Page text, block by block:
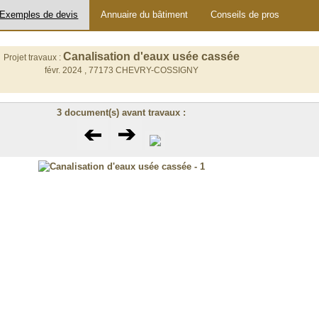
Exemples de devis Annuaire du bâtiment Conseils de pros
Projet travaux : Canalisation d'eaux usée cassée
févr. 2024 , 77173 CHEVRY-COSSIGNY
3 document(s) avant travaux :